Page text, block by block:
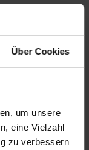
Über Cookies
um unsere
eine Vielzahl
zu verbessern